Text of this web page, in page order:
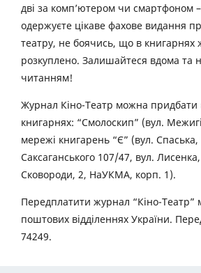
дві за комп’ютером чи смартфоном
одержуєте цікаве фахове видання
театру, не боячись, що в книгарнях
розкуплено. Залишайтеся вдома та
читанням!
Журнал Кіно-Театр можна придбати
книгарнях: “Смолоскип” (вул.
мережі книгарень “Є” (вул. Спаська,
Саксаганського 107/47, вул.
Сковороди, 2, НаУКМА, корп. 1).
Передплатити журнал “Кіно-Театр”
поштових відділеннях України.
74249.